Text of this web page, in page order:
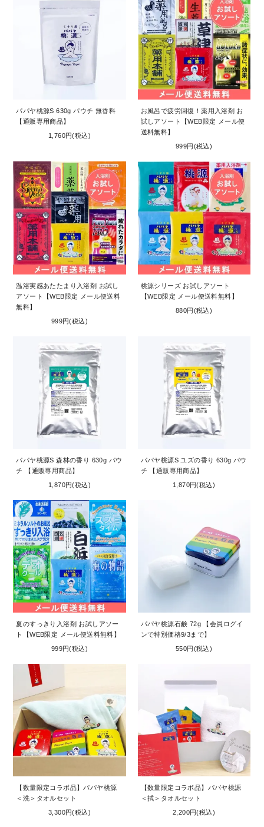
パパヤ桃源S 630g パウチ 無香料
【通販専用商品】
1,760円(税込)
お風呂で疲労回復！薬用入浴剤 お
試しアソート【WEB限定 メール便
送料無料】
999円(税込)
温浴実感あたたまり入浴剤 お試し
アソート【WEB限定 メール便送料
無料】
999円(税込)
桃源シリーズ お試しアソート
【WEB限定 メール便送料無料】
880円(税込)
パパヤ桃源S 森林の香り 630g パウ
チ 【通販専用商品】
1,870円(税込)
パパヤ桃源S ユズの香り 630g パウ
チ 【通販専用商品】
1,870円(税込)
夏のすっきり入浴剤 お試しアソー
ト【WEB限定 メール便送料無料】
999円(税込)
パパヤ桃源石鹸 72g 【会員ログイ
ンで特別価格9/3まで】
550円(税込)
【数量限定コラボ品】パパヤ桃源
＜洗＞タオルセット
3,300円(税込)
【数量限定コラボ品】パパヤ桃源
＜拭＞タオルセット
2,200円(税込)